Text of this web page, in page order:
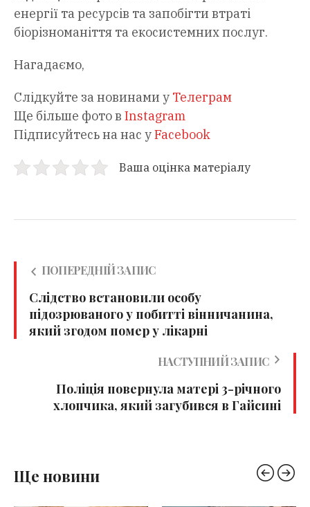
енергії та ресурсів та запобігти втраті
біорізноманіття та екосистемних послуг.
Нагадаємо,
Слідкуйте за новинами у Телеграм
Ще більше фото в Instagram
Підписуйтесь на нас уFacebook
Ваша оцінка матеріалу
ПОПЕРЕДНІЙ ЗАПИС
Слідство встановили особу
підозрюваного у побитті вінничанина,
який згодом помер у лікарні
НАСТУПНИЙ ЗАПИС
Поліція повернула матері 3-річного
хлопчика, який загубився в Гайсині
Ще новини